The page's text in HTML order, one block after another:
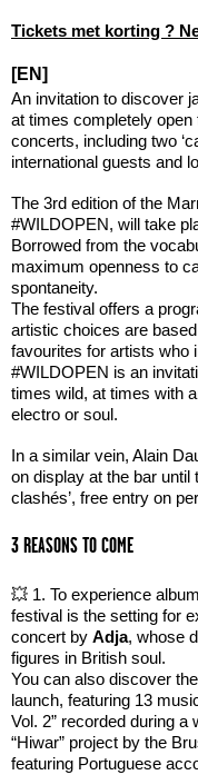
Tickets met korting ?
[EN]
An invitation to discover
at times completely
concerts, including two
international guests and
The 3rd edition of the
#WILDOPEN, will take
Borrowed from the
maximum openness to
spontaneity.
The festival offers a
artistic choices are
favourites for artists who
#WILDOPEN is an
times wild, at times with
electro or soul.
In a similar vein, Alain
on display at the bar until
clashés’, free entry on
3 REASONS TO COME
💥 1. To experience
festival is the setting for
concert by Adja, whose
figures in British soul.
You can also discover
launch, featuring 13
Vol. 2” recorded during
“Hiwar” project by the
featuring Portuguese